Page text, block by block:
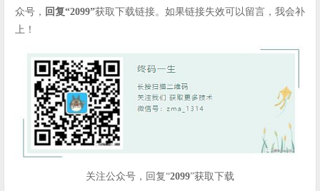
众号， 回复“2099”获取下载链接。如果链接失效可以留言，我会补
上！
关注公众号，回复“2099”获取下载